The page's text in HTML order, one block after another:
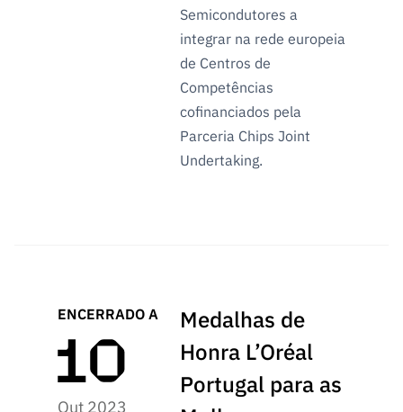
Semicondutores a
integrar na rede europeia
de Centros de
Competências
cofinanciados pela
Parceria Chips Joint
Undertaking.
ENCERRADO A
Out 2023
Medalhas de
Honra L’Oréal
Portugal para as